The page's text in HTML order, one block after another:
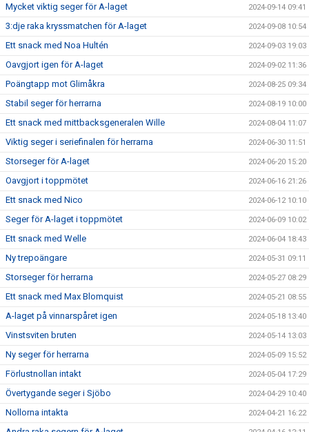
Mycket viktig seger för A-laget 2024-09-14 09:41
3:dje raka kryssmatchen för A-laget 2024-09-08 10:54
Ett snack med Noa Hultén 2024-09-03 19:03
Oavgjort igen för A-laget 2024-09-02 11:36
Poängtapp mot Glimåkra 2024-08-25 09:34
Stabil seger för herrarna 2024-08-19 10:00
Ett snack med mittbacksgeneralen Wille 2024-08-04 11:07
Viktig seger i seriefinalen för herrarna 2024-06-30 11:51
Storseger för A-laget 2024-06-20 15:20
Oavgjort i toppmötet 2024-06-16 21:26
Ett snack med Nico 2024-06-12 10:10
Seger för A-laget i toppmötet 2024-06-09 10:02
Ett snack med Welle 2024-06-04 18:43
Ny trepoängare 2024-05-31 09:11
Storseger för herrarna 2024-05-27 08:29
Ett snack med Max Blomquist 2024-05-21 08:55
A-laget på vinnarspåret igen 2024-05-18 13:40
Vinstsviten bruten 2024-05-14 13:03
Ny seger för herrarna 2024-05-09 15:52
Förlustnollan intakt 2024-05-04 17:29
Övertygande seger i Sjöbo 2024-04-29 10:40
Nollorna intakta 2024-04-21 16:22